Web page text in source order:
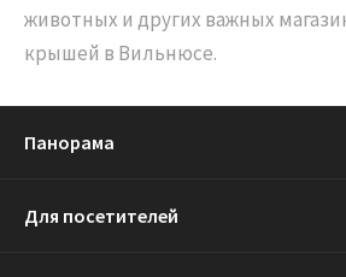
животных и других важных
крышей в Вильнюсе.
Панорама
Для посетителей